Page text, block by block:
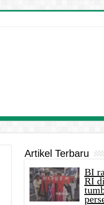
Artikel Terbaru
BI
RI